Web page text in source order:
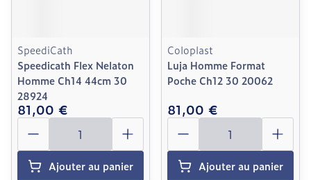
SpeediCath
Speedicath Flex Nelaton
Homme Ch14 44cm 30
28924
81,00 €
Quantité
Ajouter au panier
Coloplast
Luja Homme Format
Poche Ch12 30 20062
81,00 €
Quantité
Ajouter au panier